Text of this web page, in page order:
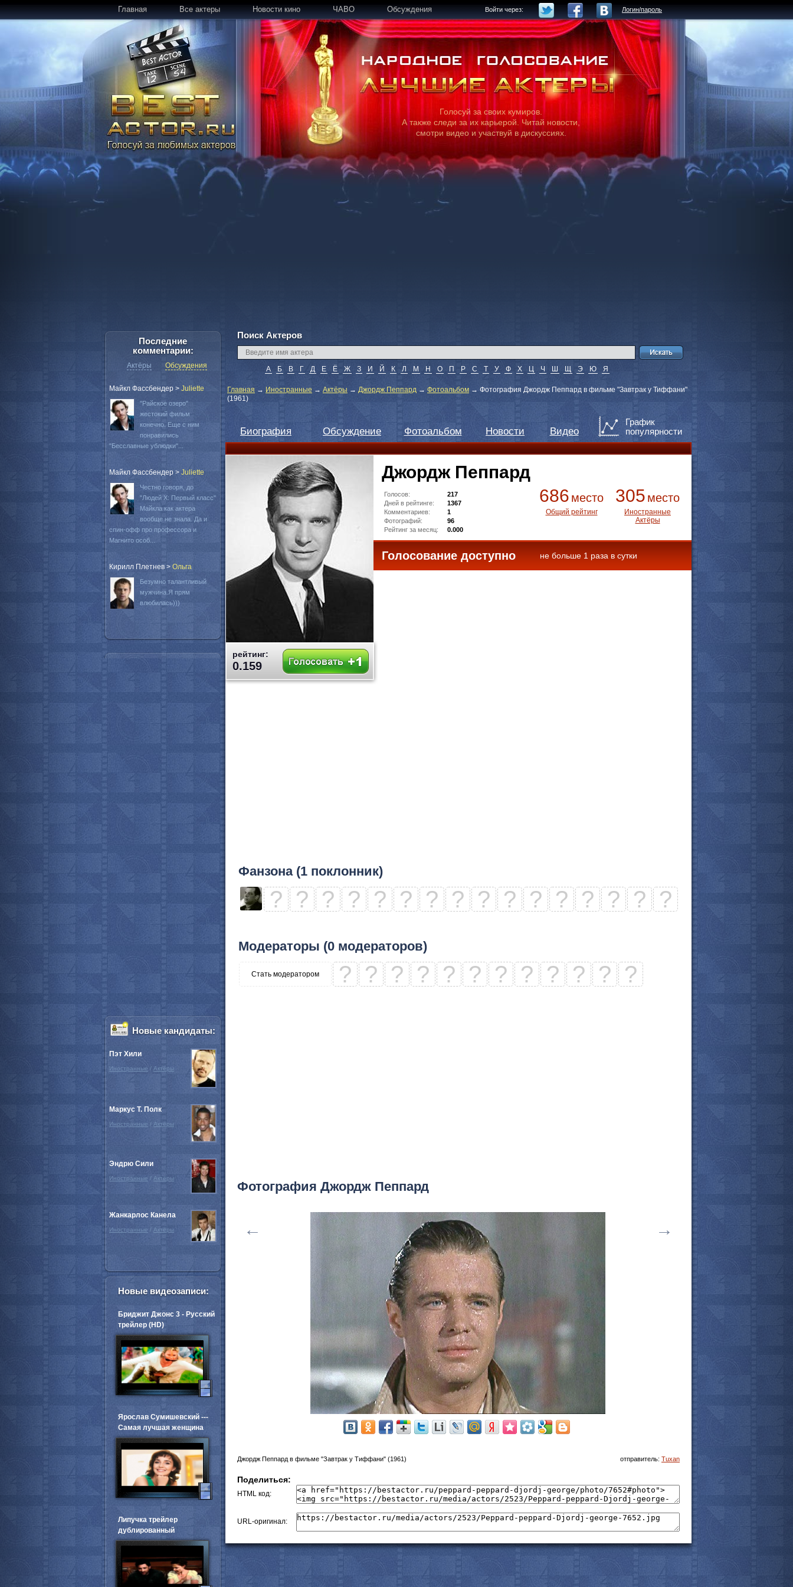
Главная Все актеры Новости кино ЧАВО Обсуждения Войти через: Логин/пароль
Голосуй за своих кумиров.
А также следи за их карьерой. Читай новости,
смотри видео и участвуй в дискуссиях.
Поиск Актеров
А Б В Г Д Е Ё Ж З И Й К Л М Н О П Р С Т У Ф Х Ц Ч Ш Щ Э Ю Я
Главная → Иностранные → Актёры → Джордж Пеппард → Фотоальбом → Фотография Джордж Пеппард в фильме "Завтрак у Тиффани"
(1961)
Биография Обсуждение Фотоальбом Новости Видео
График
популярности
рейтинг:
0.159
Джордж Пеппард
686 место
Общий рейтинг
305 место
Иностранные
Актёры
Голосов:
217
Дней в рейтинге:
1367
Комментариев:
1
Фотографий:
96
Рейтинг за месяц:
0.000
Голосование доступно не больше 1 раза в сутки
Фанзона (1 поклонник)
? ? ? ? ? ? ? ? ? ? ? ? ? ? ? ?
Модераторы (0 модераторов)
Стать модератором ? ? ? ? ? ? ? ? ? ? ? ?
Фотография Джордж Пеппард
← →
Джордж Пеппард в фильме "Завтрак у Тиффани" (1961) отправитель: Tuxan
Поделиться:
HTML код:
URL-оригинал:
Последние
комментарии:
Актёры Обсуждения
Майкл Фассбендер > Juliette
"Райское озеро"
жестокий фильм
конечно. Еще с ним
понравились
"Бесславные ублюдки"...
Майкл Фассбендер > Juliette
Честно говоря, до
"Людей Х: Первый класс"
Майкла как актера
вообще не знала. Да и
спин-офф про профессора и
Магнито особ...
Кирилл Плетнев > Oльга
Безумно талантливый
мужчина.Я прям
влюбилась)))
Новые кандидаты:
Пэт Хили
Иностранные / Актёры
Маркус Т. Полк
Иностранные / Актёры
Эндрю Сили
Иностранные / Актёры
Жанкарлос Канела
Иностранные / Актёры
Новые видеозаписи:
Бриджит Джонс 3 - Русский
трейлер (HD)
Ярослав Сумишевский ---
Самая лучшая женщина
Липучка трейлер
дублированный